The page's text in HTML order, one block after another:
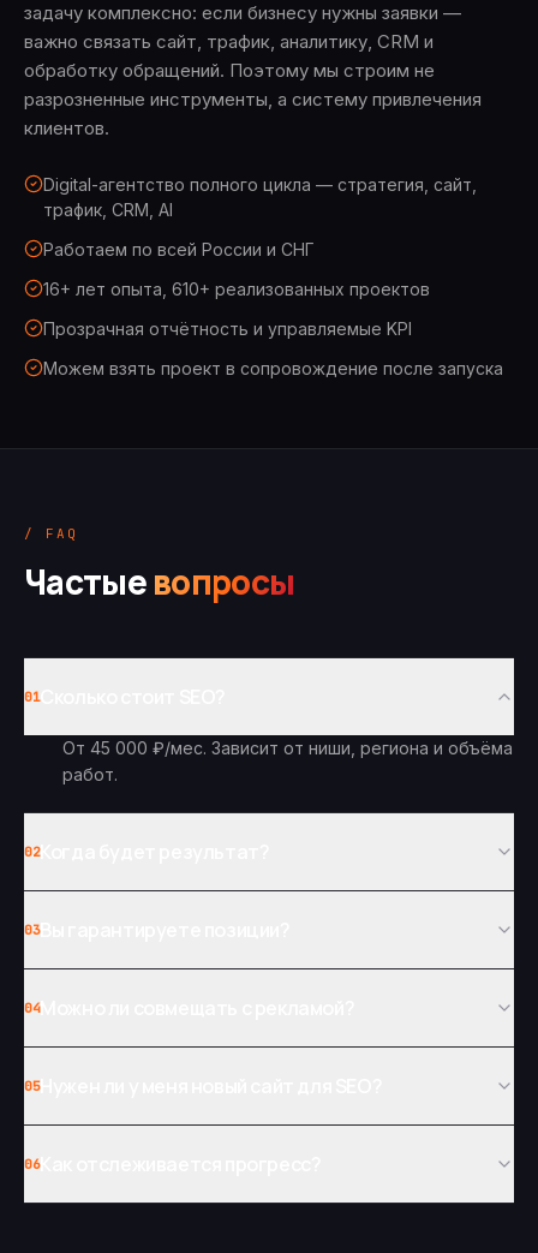
задачу комплексно: если бизнесу нужны заявки —
важно связать сайт, трафик, аналитику, CRM и
обработку обращений. Поэтому мы строим не
разрозненные инструменты, а систему привлечения
клиентов.
Digital-агентство полного цикла — стратегия, сайт,
трафик, CRM, AI
Работаем по всей России и СНГ
16+ лет опыта, 610+ реализованных проектов
Прозрачная отчётность и управляемые KPI
Можем взять проект в сопровождение после запуска
/ FAQ
Частыевопросы
01Сколько стоит SEO?
От 45 000 ₽/мес. Зависит от ниши, региона и объёма
работ.
02Когда будет результат?
03Вы гарантируете позиции?
04Можно ли совмещать с рекламой?
05Нужен ли у меня новый сайт для SEO?
06Как отслеживается прогресс?